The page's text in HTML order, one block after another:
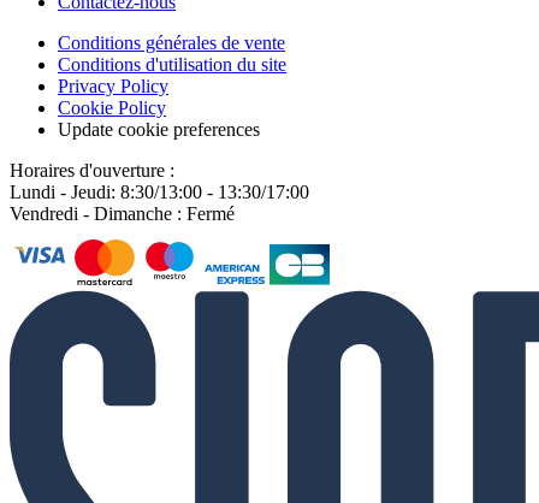
Conditions générales de vente
Conditions d'utilisation du site
Privacy Policy
Cookie Policy
Update cookie preferences
Horaires d'ouverture :
Lundi - Jeudi: 8:30/13:00 - 13:30/17:00
Vendredi - Dimanche : Fermé